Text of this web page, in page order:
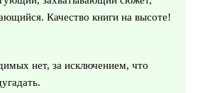
Качество книги на высоте!
нет, за исключением, что